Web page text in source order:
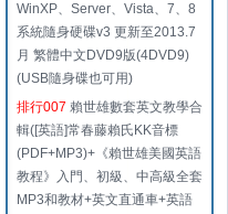
WinXP、Server、Vista、7、8
系統隨身硬碟v3 更新至2013.7
月 繁體中文DVD9版(4DVD9)
(USB隨身碟也可用)
排行007 賴世雄數套英文教學合
輯([英語]常春藤賴氏KK音標
(PDF+MP3)+《賴世雄美國英語
教程》入門、初級、中高級全套
MP3和教材+英文直通車+英語